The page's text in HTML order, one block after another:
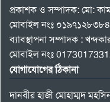
প্রকাশক ও সম্পাদক: মো:
মোবাইল নংঃ
ব্যাবস্থাপনা সম্পাদক :
মোবাইল নংঃ
যোগাযোগের ঠিকানা
দানবীর হাজী মোহাম্মদ